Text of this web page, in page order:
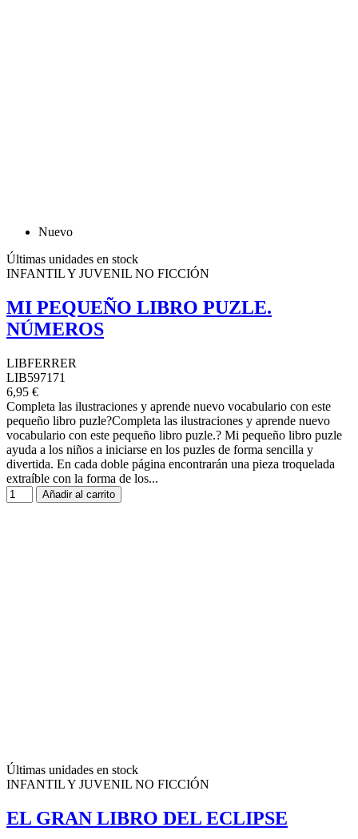
Nuevo
Últimas unidades en stock
INFANTIL Y JUVENIL NO FICCIÓN
MI PEQUEÑO LIBRO PUZLE.
NÚMEROS
LIBFERRER
LIB597171
6,95 €
Completa las ilustraciones y aprende nuevo vocabulario con este
pequeño libro puzle?Completa las ilustraciones y aprende nuevo
vocabulario con este pequeño libro puzle.? Mi pequeño libro puzle
ayuda a los niños a iniciarse en los puzles de forma sencilla y
divertida. En cada doble página encontrarán una pieza troquelada
extraíble con la forma de los...
Añadir al carrito
Últimas unidades en stock
INFANTIL Y JUVENIL NO FICCIÓN
EL GRAN LIBRO DEL ECLIPSE